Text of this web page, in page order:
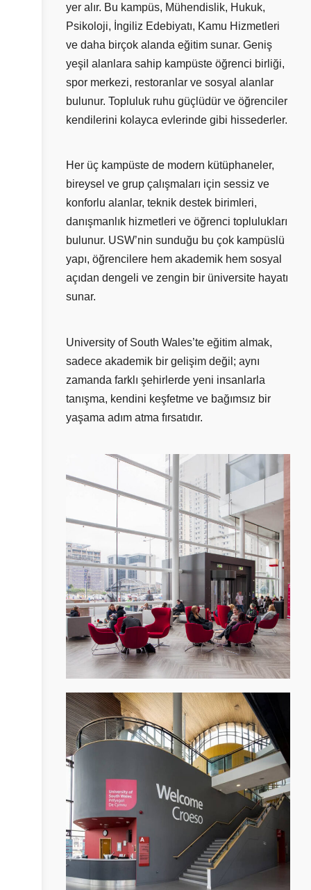
yer alır. Bu kampüs, Mühendislik, Hukuk,
Psikoloji, İngiliz Edebiyatı, Kamu Hizmetleri
ve daha birçok alanda eğitim sunar. Geniş
yeşil alanlara sahip kampüste öğrenci birliği,
spor merkezi, restoranlar ve sosyal alanlar
bulunur. Topluluk ruhu güçlüdür ve öğrenciler
kendilerini kolayca evlerinde gibi hissederler.
Her üç kampüste de modern kütüphaneler,
bireysel ve grup çalışmaları için sessiz ve
konforlu alanlar, teknik destek birimleri,
danışmanlık hizmetleri ve öğrenci toplulukları
bulunur. USW’nin sunduğu bu çok kampüslü
yapı, öğrencilere hem akademik hem sosyal
açıdan dengeli ve zengin bir üniversite hayatı
sunar.
University of South Wales’te eğitim almak,
sadece akademik bir gelişim değil; aynı
zamanda farklı şehirlerde yeni insanlarla
tanışma, kendini keşfetme ve bağımsız bir
yaşama adım atma fırsatıdır.